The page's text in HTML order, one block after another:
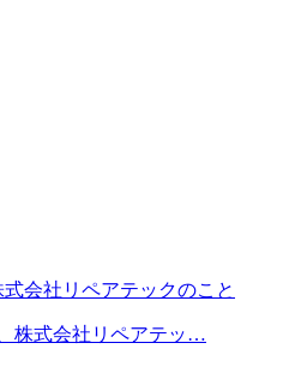
株式会社リペアテッ…